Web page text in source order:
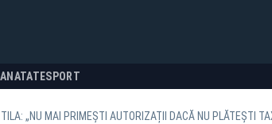
SPORT
„NU MAI PRIMEȘTI AUTORIZAȚII DACĂ NU PLĂTEȘTI